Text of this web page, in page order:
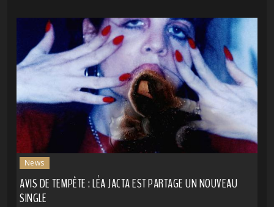
News
AVIS DE TEMPÊTE : LÉA JACTA EST PARTAGE UN NOUVEAU
SINGLE